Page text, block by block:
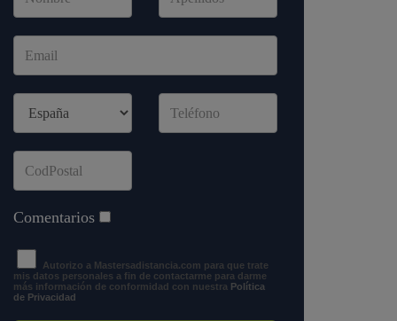
Comentarios
Autorizo a Mastersadistancia.com para que trate
mis datos personales a fin de contactarme para darme
más información de conformidad con nuestra Política
de Privacidad